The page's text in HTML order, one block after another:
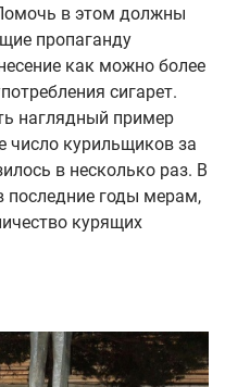
в этом должны
пропаганду
как можно более
сигарет.
наглядный пример
число курильщиков за
в несколько раз. В
последние годы мерам,
курящих